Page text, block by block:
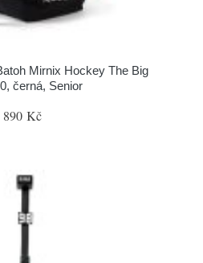
Mirnix Hockey The Big
černá, Senior
890 Kč